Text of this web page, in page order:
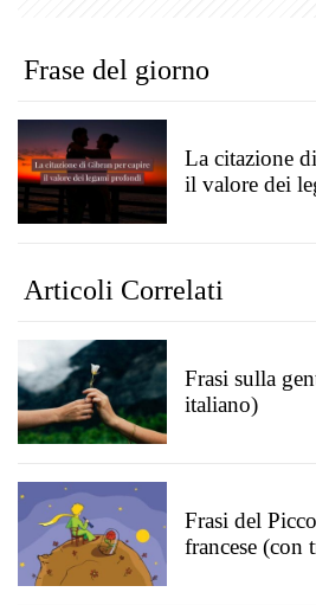
Frase del giorno
La citazione
il valore dei
Articoli Correlati
Frasi sulla
italiano)
Frasi del
francese (con